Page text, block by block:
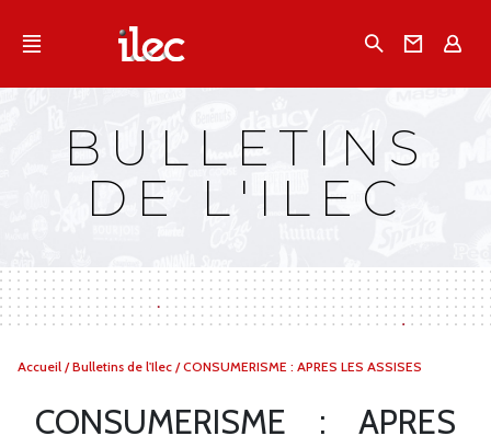
Qu'est-ce que l’Ilec
Campagnes multimarques
Dans la presse
BULLETINS
DE L'ILEC
Vous
Accueil /Bulletins de l'Ilec /CONSUMERISME : APRES LES ASSISES
CONSUMERISME : APRES